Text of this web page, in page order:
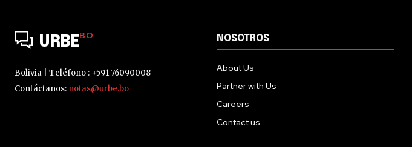
URBEBO
Bolivia | Teléfono : +591 76090008
Contáctanos: notas@urbe.bo
NOSOTROS
About Us
Partner with Us
Careers
Contact us